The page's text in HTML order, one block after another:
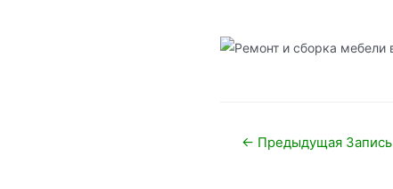
Навигация
← Предыдущая Запись